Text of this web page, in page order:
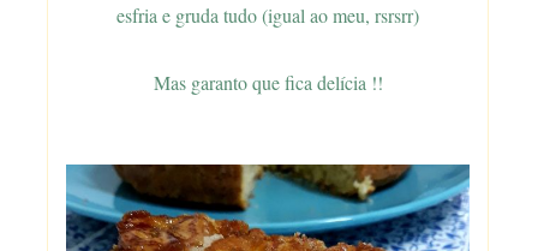
esfria e gruda tudo (igual ao meu, rsrsrr)
Mas garanto que fica delícia !!